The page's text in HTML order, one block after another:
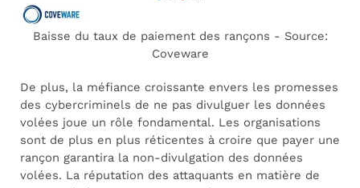
Baisse du taux de paiement des rançons - Source:
Coveware
De plus, la méfiance croissante envers les promesses
des cybercriminels de ne pas divulguer les données
volées joue un rôle fondamental. Les organisations
sont de plus en plus réticentes à croire que payer une
rançon garantira la non-divulgation des données
volées. La réputation des attaquants en matière de